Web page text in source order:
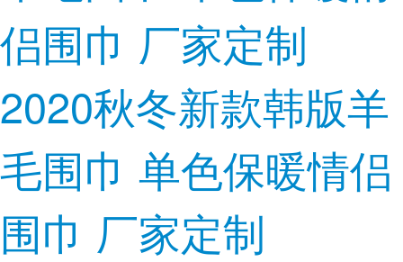
2020秋冬新款韩版羊
毛围巾 单色保暖情侣
围巾 厂家定制